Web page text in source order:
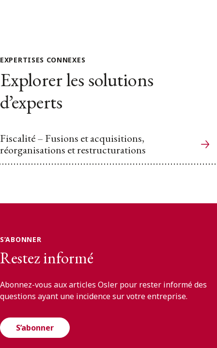
EXPERTISES CONNEXES
Explorer les solutions
d’experts
Fiscalité – Fusions et acquisitions,
réorganisations et restructurations
S’ABONNER
Restez informé
Abonnez-vous aux articles Osler pour rester informé des
questions ayant une incidence sur votre entreprise.
S’abonner